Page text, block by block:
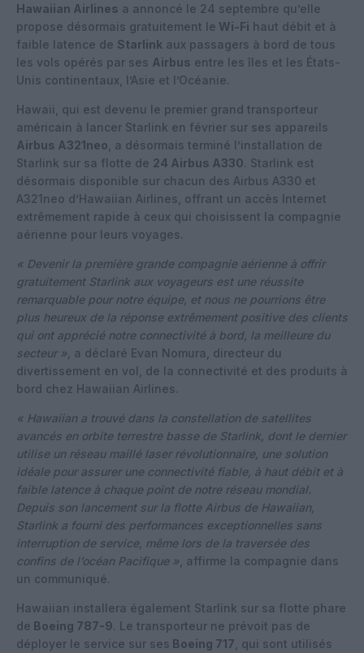
Hawaiian Airlines a annoncé le 24 septembre qu’elle
propose désormais gratuitement le Wi-Fi haut débit et à
faible latence de Starlink aux passagers à bord de tous
les vols opérés par ses Airbus entre les îles et les États-
Unis continentaux, l’Asie et l’Océanie.
Hawaii, qui est devenu le premier grand transporteur
américain à lancer Starlink en février sur ses appareils
Airbus A321neo , a désormais terminé l’installation de
Starlink sur sa flotte de 24 Airbus A330. Starlink est
désormais disponible sur chacun des Airbus A330 et
A321neo d’Hawaiian Airlines, offrant un accès Internet
extrêmement rapide à ceux qui choisissent la compagnie
aérienne pour leurs voyages.
« Devenir la première grande compagnie aérienne à offrir
gratuitement Starlink aux voyageurs est une réussite
remarquable pour notre équipe, et nous ne pourrions être
plus heureux de la réponse extrêmement positive des clients
qui ont apprécié notre connectivité à bord, la meilleure du
secteur », a déclaré Evan Nomura, directeur du
divertissement en vol, de la connectivité et des produits à
bord chez Hawaiian Airlines.
« Hawaiian a trouvé dans la constellation de satellites
avancés en orbite terrestre basse de Starlink, dont le dernier
utilise un réseau maillé laser révolutionnaire, une solution
idéale pour assurer une connectivité fiable, à haut débit et à
faible latence à chaque point de notre réseau mondial.
Depuis son lancement sur la flotte Airbus de Hawaiian,
Starlink a fourni des performances exceptionnelles sans
interruption de service, même lors de la traversée des
confins de l’océan Pacifique » , affirme la compagnie dans
un communiqué.
Hawaiian installera également Starlink sur sa flotte phare
de Boeing 787-9. Le transporteur ne prévoit pas de
déployer le service sur ses Boeing 717 , qui sont utilisés